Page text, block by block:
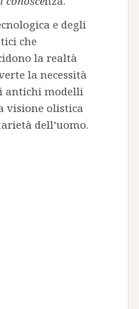
e degli
che
la realtà
la necessità
antichi modelli
visione olistica
dell’uomo.